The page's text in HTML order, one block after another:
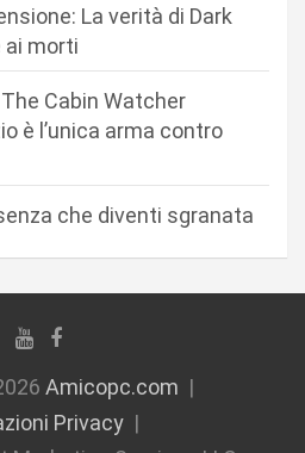
La verità di Dark
ai morti
Cabin Watcher
è l’unica arma contro
che diventi sgranata
Amicopc.com
Privacy